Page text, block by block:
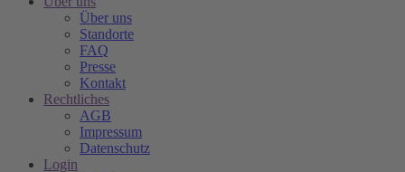
Über uns
Standorte
FAQ
Presse
Kontakt
Rechtliches
AGB
Impressum
Datenschutz
Login